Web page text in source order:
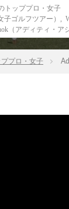
トッププロ・女子
ゴルフツアー）
（アディティ・ア
プロ・女子